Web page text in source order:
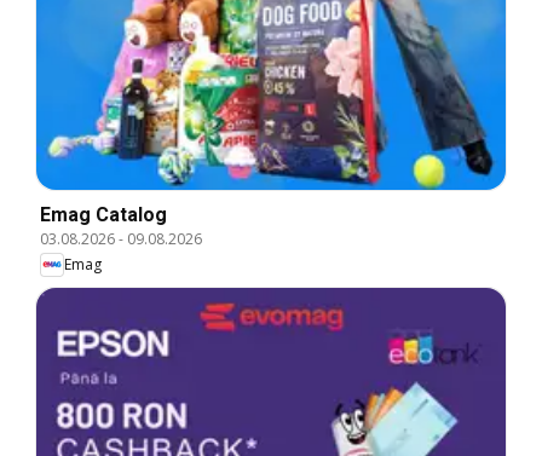
Emag Catalog
03.08.2026- 09.08.2026
Emag